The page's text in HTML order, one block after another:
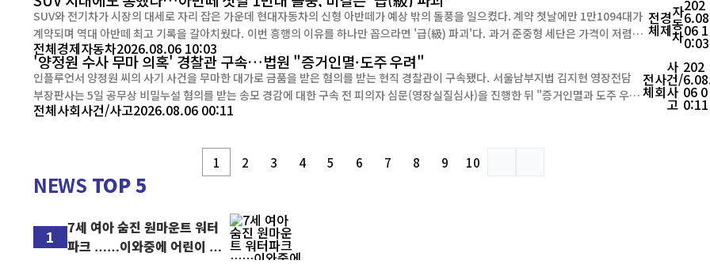
SUV와 전기차가 시장의 대세로 자리 잡은 가운데 현대자동차의 신형 아반떼가 예상 밖의 돌풍을 일으켰다. 계약 첫날에만 1만1094대가
계약되며 역대 아반떼 최고 기록을 갈아치웠다. 이번 흥행의 이유를 하나만 꼽으라면 '급(級) 파괴'다. 과거 준중형 세단은 가격이 저렴한
대신 성능과 편의사양은 다소 부족한 '입문형 차량'이라는 이미지가 강했다. 하지만 8세대 디 올 뉴 아반떼는...
전체경제자동차2026.08.06 10:03
전
체
경
제
자
동
차
202
06 1
0:03
'양정원 수사 무마 의혹' 경찰관 구속…법원 "증거인멸·도주 우려"
인플루언서 양정원 씨의 사기 사건을 무마한 대가로 금품을 받은 혐의를 받는 현직 경찰관이 구속됐다. 서울남부지법 김지현 영장전담
부장판사는 5일 공무상 비밀누설 혐의를 받는 송모 경감에 대한 구속 전 피의자 심문(영장실질심사)을 진행한 뒤 "증거인멸과 도주 우려
가 있다"며 구속영장을 발부했다. 송 경감은 서울 강남경찰서 수사1과 팀장으로 근무하던 당시 주가조작 의혹으...
전체사회사건/사고2026.08.06 00:11
전
체
사
회
사
건/
사
고
202
06 0
0:11
1 2 3 4 5 6 7 8 9 10
NEWS TOP 5
1
7세 여아 숨진 원마운트 워터
파크 ……이와중에 어린이 대